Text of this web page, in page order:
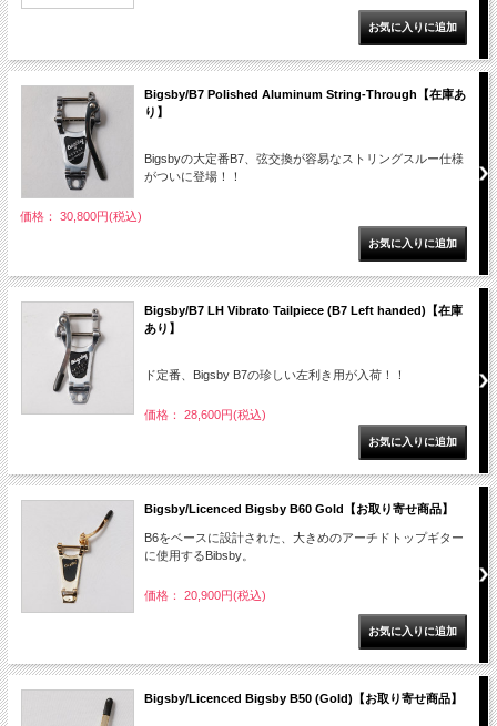
Bigsby/B7 Polished Aluminum String-Through【在庫あ
り】
Bigsbyの大定番B7、弦交換が容易なストリングスルー仕様
がついに登場！！
価格： 30,800円(税込)
Bigsby/B7 LH Vibrato Tailpiece (B7 Left handed)【在庫
あり】
ド定番、Bigsby B7の珍しい左利き用が入荷！！
価格： 28,600円(税込)
Bigsby/Licenced Bigsby B60 Gold【お取り寄せ商品】
B6をベースに設計された、大きめのアーチドトップギター
に使用するBibsby。
価格： 20,900円(税込)
Bigsby/Licenced Bigsby B50 (Gold)【お取り寄せ商品】